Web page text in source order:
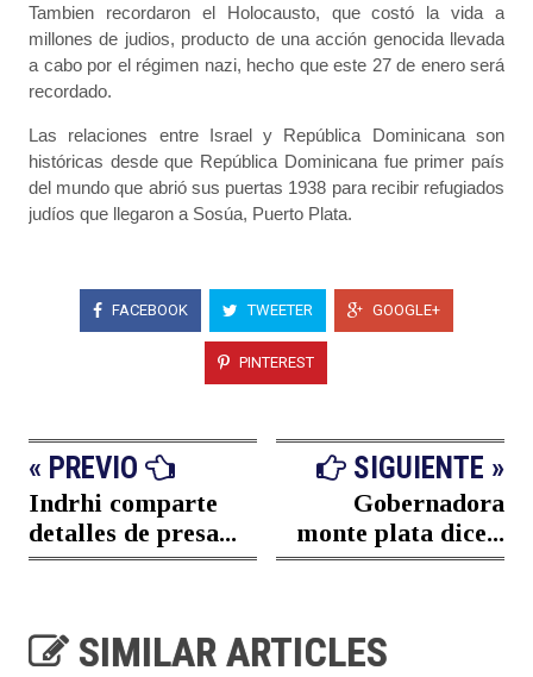
Tambien recordaron el Holocausto, que costó la vida a
millones de judios, producto de una acción genocida llevada
a cabo por el régimen nazi, hecho que este 27 de enero será
recordado.
Las relaciones entre Israel y República Dominicana son
históricas desde que República Dominicana fue primer país
del mundo que abrió sus puertas 1938 para recibir refugiados
judíos que llegaron a Sosúa, Puerto Plata.
FACEBOOK TWEETER GOOGLE+
PINTEREST
« PREVIO
Indrhi comparte
detalles de presa...
SIGUIENTE »
Gobernadora
monte plata dice...
SIMILAR ARTICLES